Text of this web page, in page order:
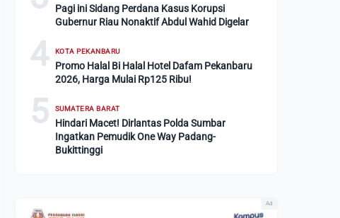
Pagi ini Sidang Perdana Kasus Korupsi
Gubernur Riau Nonaktif Abdul Wahid Digelar
4 KOTA PEKANBARU
Promo Halal Bi Halal Hotel Dafam Pekanbaru
2026, Harga Mulai Rp125 Ribu!
5 SUMATERA BARAT
Hindari Macet! Dirlantas Polda Sumbar
Ingatkan Pemudik One Way Padang-
Bukittinggi
Ad